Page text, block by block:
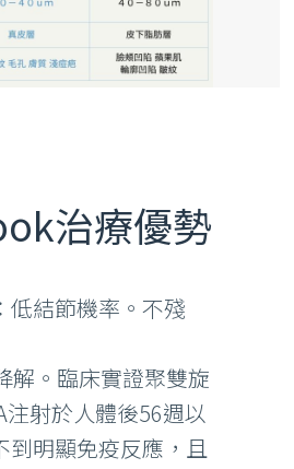
治療優勢
低結節機率。不殘
解。臨床實證聚雙旋
注射於人體後56週以
到明顯免疫反應，且